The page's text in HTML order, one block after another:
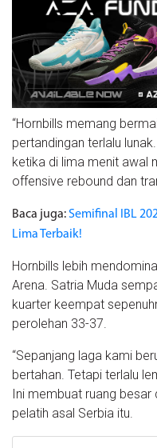
“Hornbills memang
pertandingan terlalu
ketika di lima menit awal
offensive rebound dan
Baca juga:Semifinal IBL
Lima Terbaik!
Hornbills lebih
Arena. Satria Muda
kuarter keempat
perolehan 33-37.
“Sepanjang laga kami
bertahan. Tetapi terlalu
Ini membuat ruang besar
pelatih asal Serbia itu.